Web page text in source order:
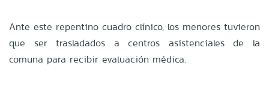
Ante este repentino cuadro clínico, los menores tuvieron
que ser trasladados a centros asistenciales de la
comuna para recibir evaluación médica.